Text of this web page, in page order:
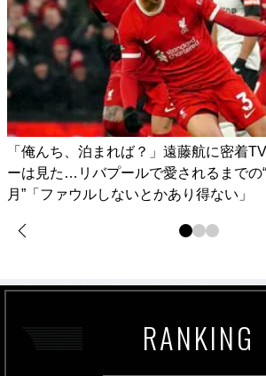
「俺んち、泊まれば？」遠藤航に密着
ーは見た…リバプールで愛されるまでの
月”「ファウルしないとかあり得ない」
RANKING